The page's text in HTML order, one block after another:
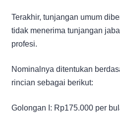
Terakhir, tunjangan umum
tidak menerima tunjangan
profesi.
Nominalnya ditentukan
rincian sebagai berikut:
Golongan I: Rp175.000 per